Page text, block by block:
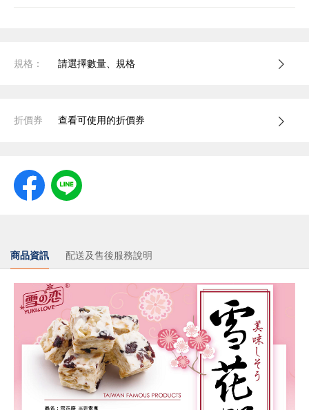
規格： 請選擇數量、規格
折價券 查看可使用的折價券
商品資訊 配送及售後服務說明